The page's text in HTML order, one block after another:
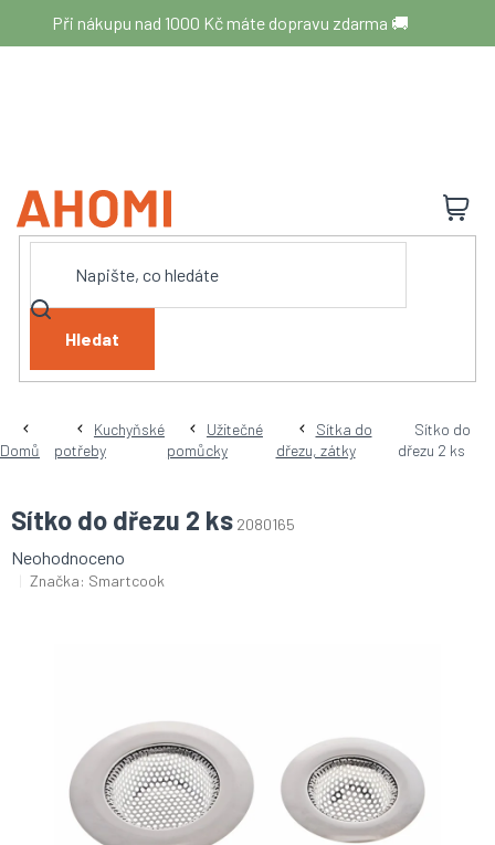
obsah
Při nákupu nad 1000 Kč máte dopravu zdarma 🚚
Hledat
Domů
Kuchyňské
potřeby
Užitečné
pomůcky
Sítka do
dřezu, zátky
Sítko do
dřezu 2 ks
Sítko do dřezu 2 ks 2080165
Průměrné
hodnocení
Neohodnoceno
Značka: Smartcook